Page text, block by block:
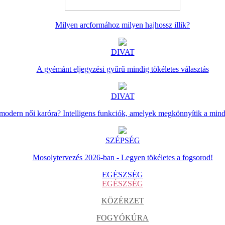
Milyen arcformához milyen hajhossz illik?
DIVAT
A gyémánt eljegyzési gyűrű mindig tökéletes választás
DIVAT
női karóra? Intelligens funkciók, amelyek megkönnyítik a
SZÉPSÉG
Mosolytervezés 2026-ban - Legyen tökéletes a fogsorod!
EGÉSZSÉG
EGÉSZSÉG
KÖZÉRZET
FOGYÓKÚRA